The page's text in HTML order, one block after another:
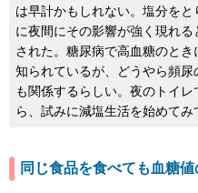
グリコアルブミン
は早計かもしれない。塩分を
に夜間にその影響が強く現れ
された。糖尿病で高血糖のと
知られているが、どうやら頻尿
も関係するらしい。夜のトイ
ら、試みに減塩生活を始めてみ
同じ食品を食べても血糖